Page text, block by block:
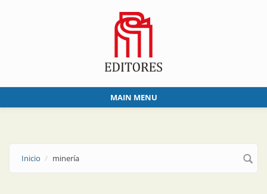
MAIN MENU
Inicio minería